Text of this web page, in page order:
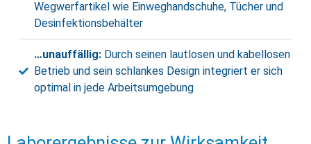
Wegwerfartikel wie Einweghandschuhe, Tücher und
Desinfektionsbehälter
…unauffällig: Durch seinen lautlosen und kabellosen
Betrieb und sein schlankes Design integriert er sich
optimal in jede Arbeitsumgebung